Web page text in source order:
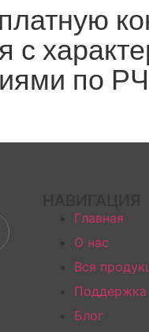
с
по
Главная
О нас
Вся
Поддержка
Блог